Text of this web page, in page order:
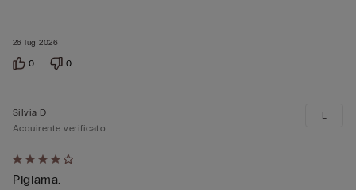
26 lug 2026
0 0
Valutato
4
Silvia D
Acquirente verificato
Pigiama.
L